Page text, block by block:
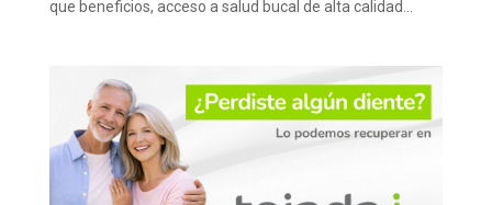
que beneficios, acceso a salud bucal de alta calidad...